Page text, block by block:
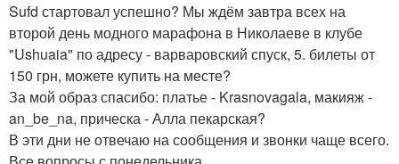
Sufd стартовал успешно? Мы ждём завтра всех на
второй день модного марафона в Николаеве в клубе
"Ushuaia" по адресу - варваровский спуск, 5. билеты от
150 грн, можете купить на месте?
За мой образ спасибо: платье - Krasnovagala, макияж -
an_be_na, прическа - Алла пекарская?
В эти дни не отвечаю на сообщения и звонки чаще всего.